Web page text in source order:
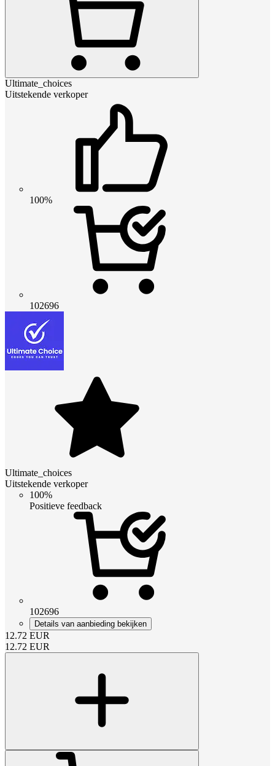
Ultimate_choices
Uitstekende verkoper
100%
102696
Ultimate_choices
Uitstekende verkoper
100%
Positieve feedback
102696
Details van aanbieding bekijken
12.72 EUR
12.72 EUR